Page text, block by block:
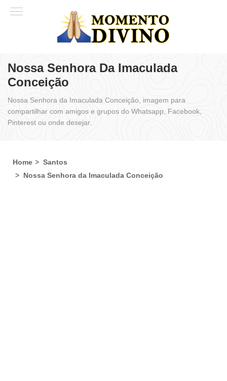
Nossa Senhora Da Imaculada
Conceição
Nossa Senhora da Imaculada Conceição, imagem para
compartilhar com amigos e grupos do Whatsapp, Facebook,
Pinterest ou onde desejar.
Home
Santos
Nossa Senhora da Imaculada Conceição